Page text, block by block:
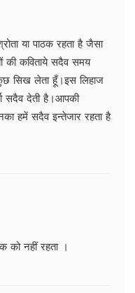
या पाठक रहता है जैसा
कविताये सदैव समय
सिख लेता हूँ।इस लिहाज
सदैव देती है।आपकी
हमें सदैव इन्तेजार रहता है
को नहीं रहता ।